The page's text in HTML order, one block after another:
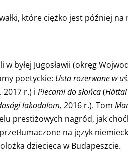
które ciężko jest później na
w byłej Jugosławii (okręg
poetyckie: Usta rozerwane w
2017 r.) i Plecami do słońca(
lakodalom, 2016 r.). Tom
prestiżowych nagród, jak
przetłumaczone na język
dziecięca w Budapeszcie.